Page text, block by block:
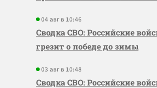
04 авг в 10:46
Сводка СВО: Российские
грезит о победе до зимы
03 авг в 10:48
Сводка СВО: Российские